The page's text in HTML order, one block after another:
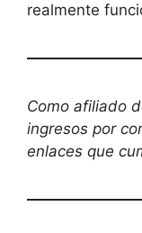
realmente
Como afiliado
ingresos por
enlaces que